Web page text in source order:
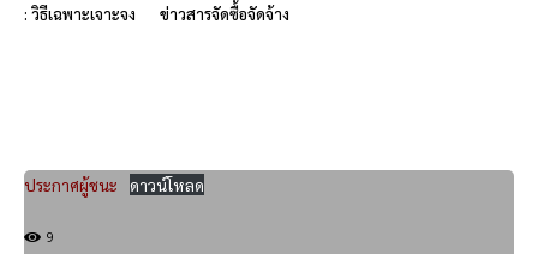
: วิธีเฉพาะเจาะจง
ข่าวสารจัดซื้อจัดจ้าง
ประกาศผู้ชนะ ดาวน์โหลด
9